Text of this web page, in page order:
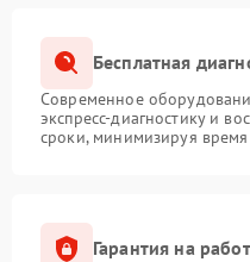
Бесплатная
Современное
экспресс-диагностику и
сроки, минимизируя время
Гарантия на